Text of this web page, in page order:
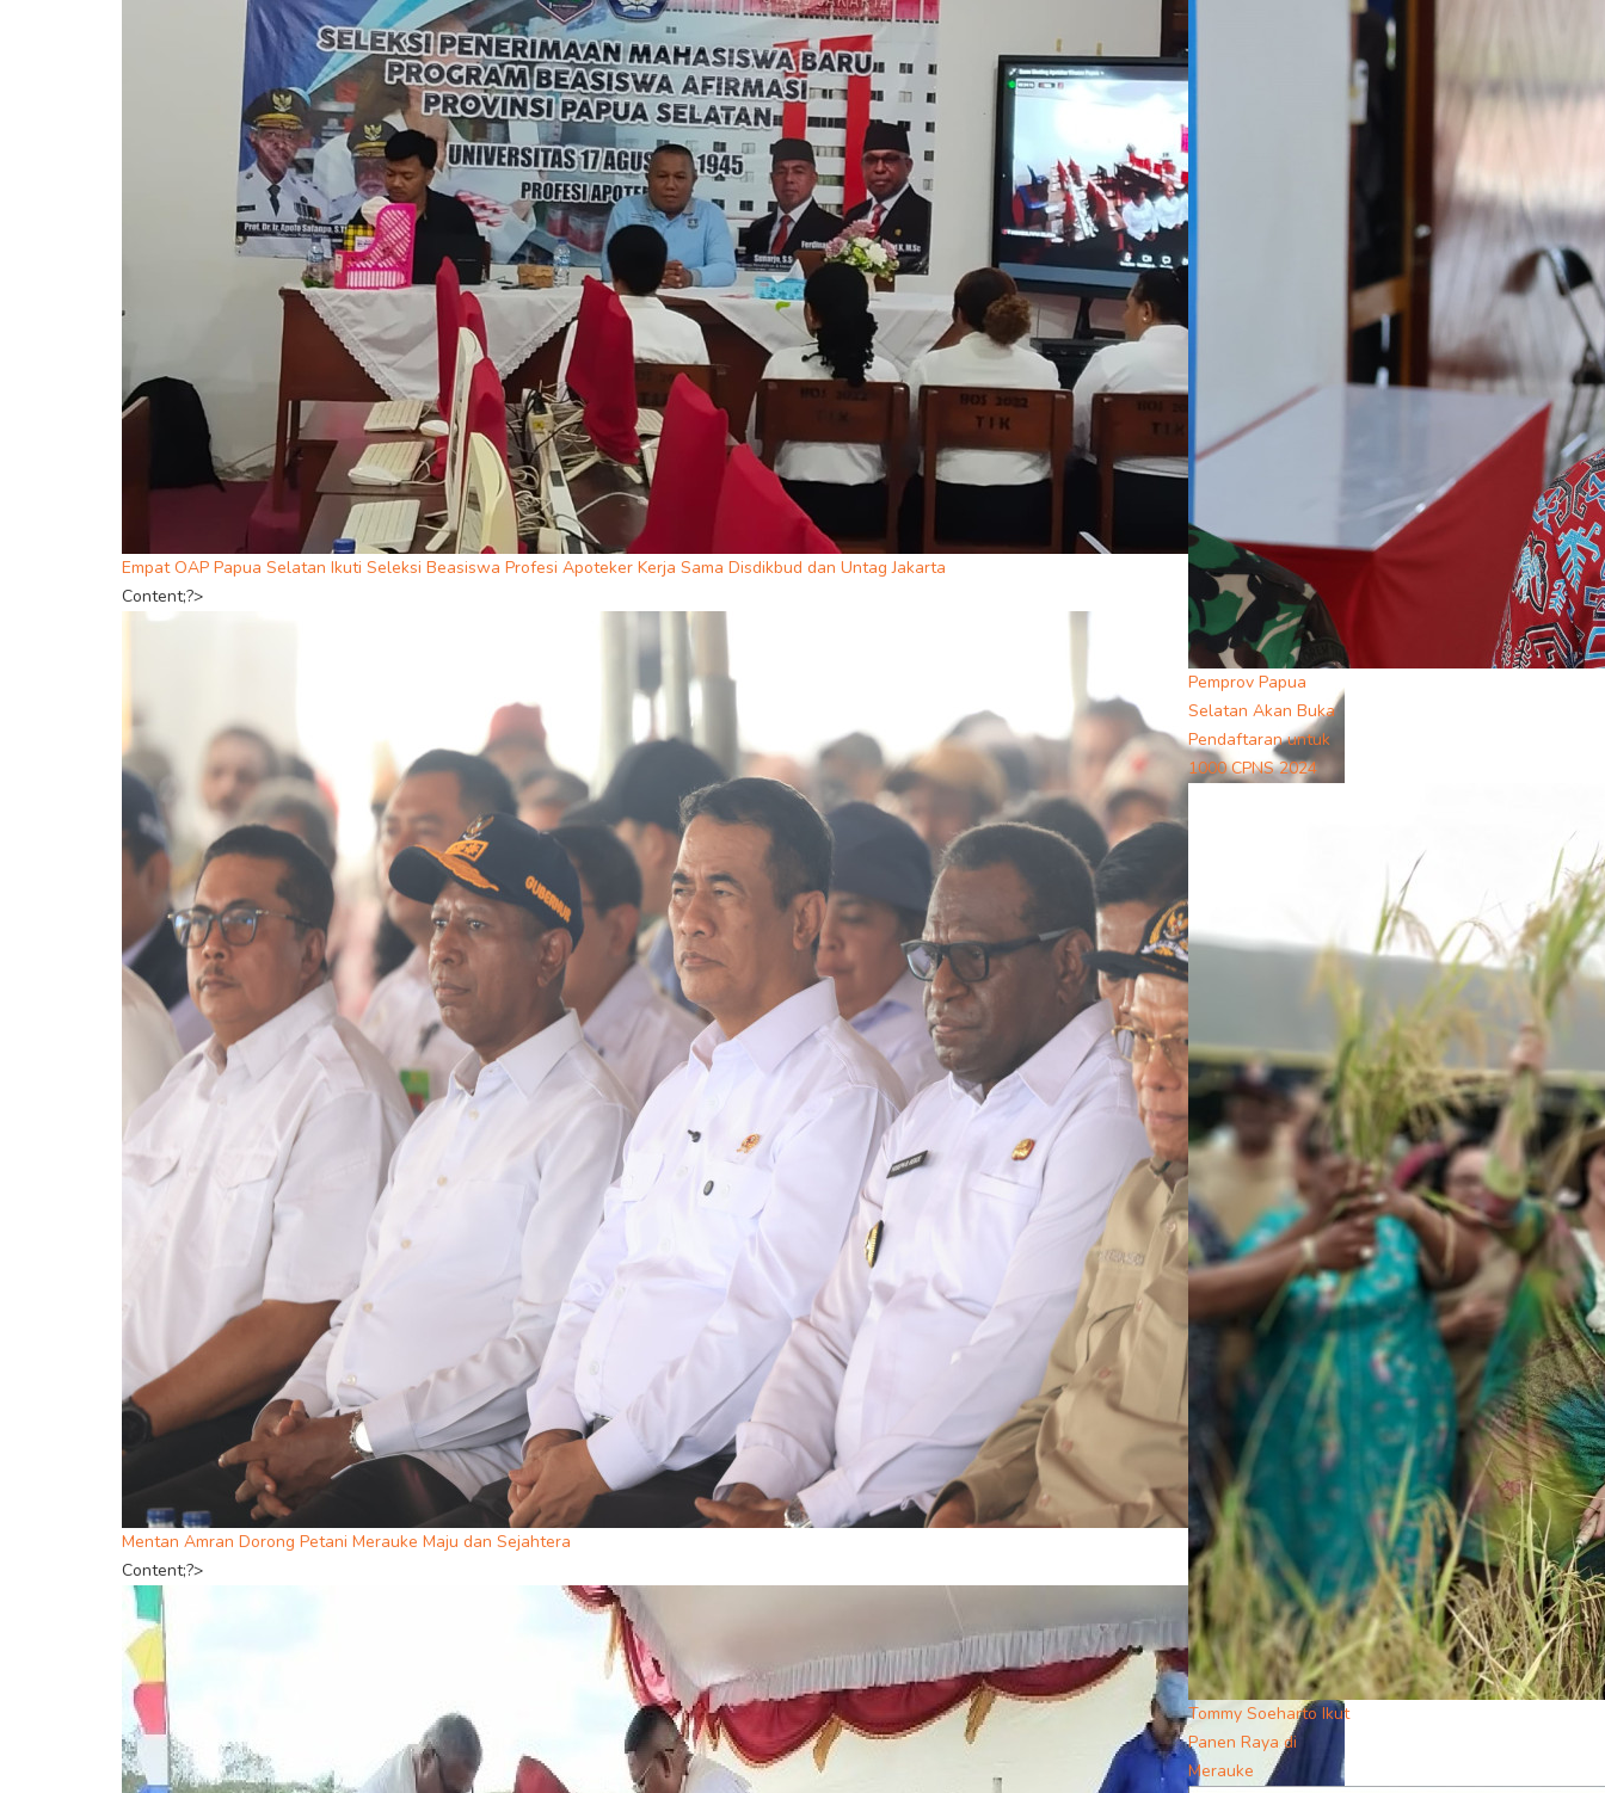
Empat OAP Papua Selatan Ikuti Seleksi Beasiswa Profesi Apoteker Kerja Sama Disdikbud dan Untag Jakarta
Content;?>
Mentan Amran Dorong Petani Merauke Maju dan Sejahtera
Content;?>
Pemprov Papua
Selatan Akan Buka
Pendaftaran untuk
1000 CPNS 2024
Tommy Soeharto Ikut
Panen Raya di
Merauke